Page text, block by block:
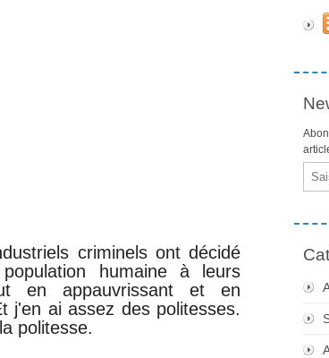
criminels ont décidé
humaine à leurs
en appauvrissant et en
j'en ai assez des politesses.
politesse.
Email